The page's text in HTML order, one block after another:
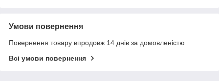
Умови повернення
Повернення товару впродовж 14 днів за домовленістю
Всі умови повернення